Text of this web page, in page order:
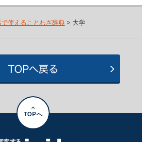
で使えることわざ辞典> 大学
TOPへ